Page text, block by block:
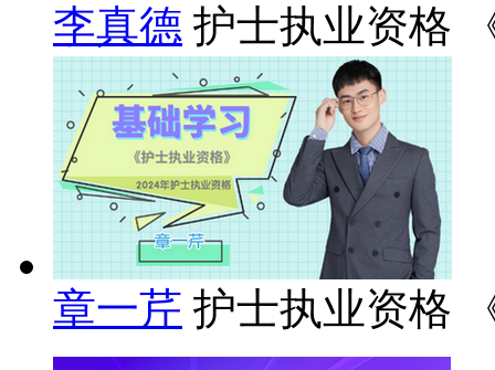
李真德 护士执业资格
章一芹 护士执业资格